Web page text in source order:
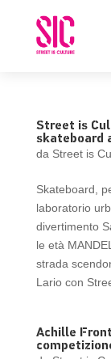
Street is
skateboard
da Street is
Skateboard,
laboratorio
divertimento
le età
strada
Lario con
Achille